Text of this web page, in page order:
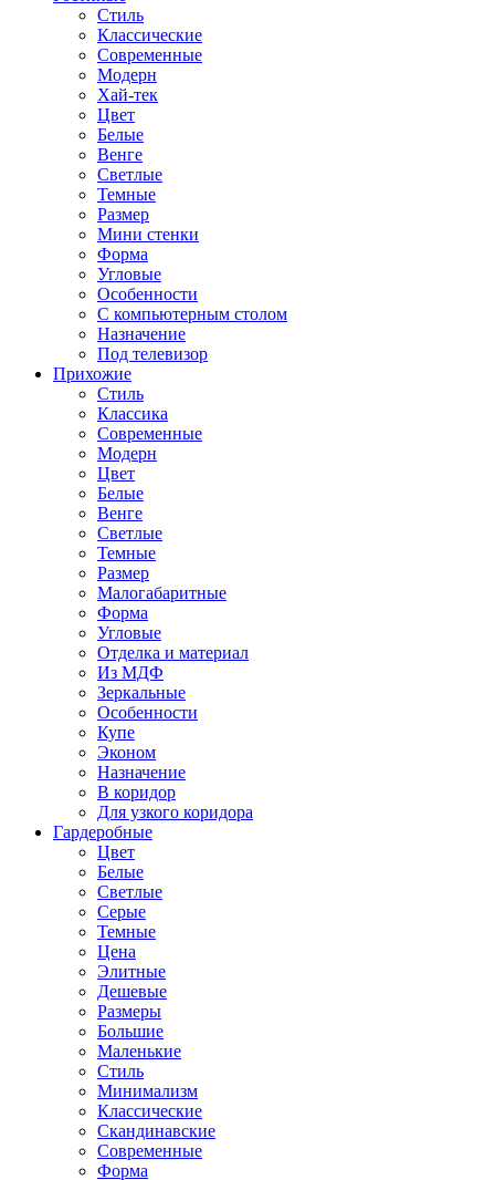
Стиль
Классические
Современные
Модерн
Хай-тек
Цвет
Белые
Венге
Светлые
Темные
Размер
Мини стенки
Форма
Угловые
Особенности
С компьютерным столом
Назначение
Под телевизор
Прихожие
Стиль
Классика
Современные
Модерн
Цвет
Белые
Венге
Светлые
Темные
Размер
Малогабаритные
Форма
Угловые
Отделка и материал
Из МДФ
Зеркальные
Особенности
Купе
Эконом
Назначение
В коридор
Для узкого коридора
Гардеробные
Цвет
Белые
Светлые
Серые
Темные
Цена
Элитные
Дешевые
Размеры
Большие
Маленькие
Стиль
Минимализм
Классические
Скандинавские
Современные
Форма